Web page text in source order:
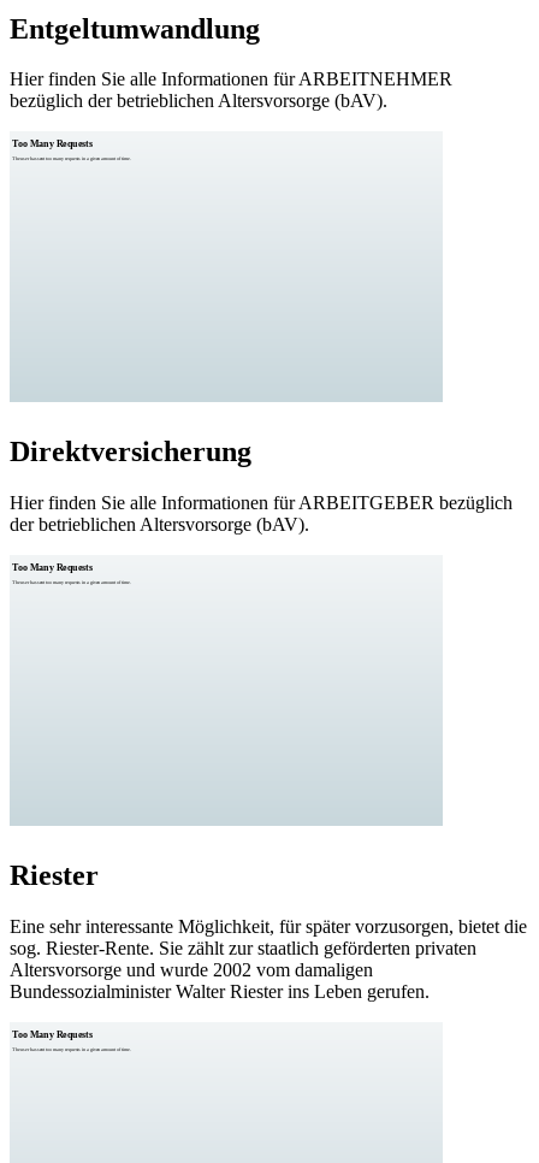
Entgeltumwandlung
Hier finden Sie alle Informationen für ARBEITNEHMER
bezüglich der betrieblichen Altersvorsorge (bAV).
Direktversicherung
Hier finden Sie alle Informationen für ARBEITGEBER bezüglich
der betrieblichen Altersvorsorge (bAV).
Riester
Eine sehr interessante Möglichkeit, für später vorzusorgen, bietet die
sog. Riester-Rente. Sie zählt zur staatlich geförderten privaten
Altersvorsorge und wurde 2002 vom damaligen
Bundessozialminister Walter Riester ins Leben gerufen.